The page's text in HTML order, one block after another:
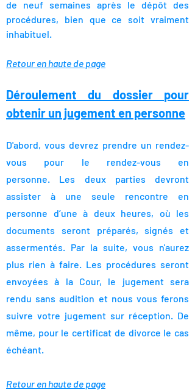
de neuf semaines après le dépôt des
procédures, bien que ce soit vraiment
inhabituel.
Retour en haute de page
Déroulement du dossier pour
obtenir un jugement en personne
D'abord, vous devrez prendre un rendez-
vous pour le rendez-vous en
personne. Les deux parties devront
assister à une seule rencontre en
personne d’une à deux heures, où les
documents seront préparés, signés et
assermentés. Par la suite, vous n'aurez
plus rien à faire. Les procédures seront
envoyées à la Cour, le jugement sera
rendu sans audition et nous vous ferons
suivre votre jugement sur réception. De
même, pour le certificat de divorce le cas
échéant.
Retour en haute de page